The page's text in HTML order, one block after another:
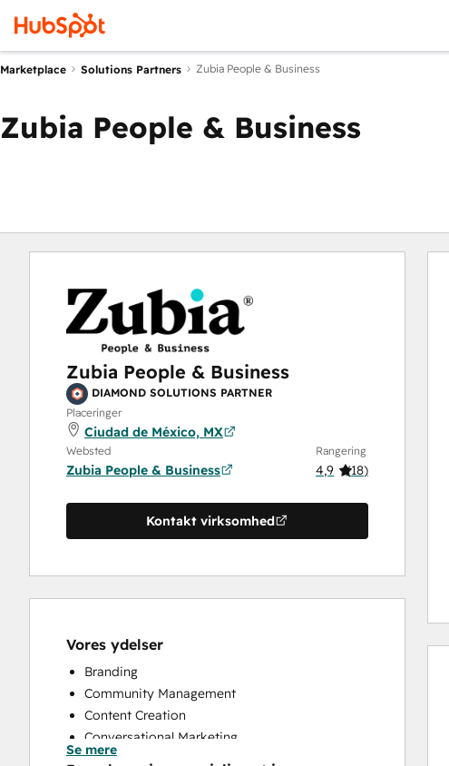
Marketplace Solutions Partners Zubia People & Business
Zubia People & Business
Zubia People & Business
DIAMOND SOLUTIONS PARTNER
Placeringer
Ciudad de México, MX
Websted
Zubia People & Business
Rangering
4,9 (18)
Kontakt virksomhed
Vores ydelser
Branding
Community Management
Content Creation
Conversational Marketing
CRM Implementation
Se mere